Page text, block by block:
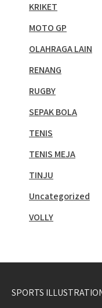
KRIKET
MOTO GP
OLAHRAGA LAIN
RENANG
RUGBY
SEPAK BOLA
TENIS
TENIS MEJA
TINJU
Uncategorized
VOLLY
SPORTS